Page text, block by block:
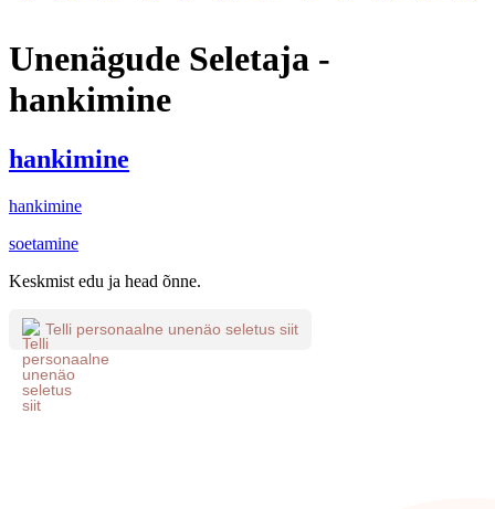
Unenägude Seletaja -
hankimine
hankimine
hankimine
soetamine
Keskmist edu ja head õnne.
Telli personaalne unenäo seletus siit